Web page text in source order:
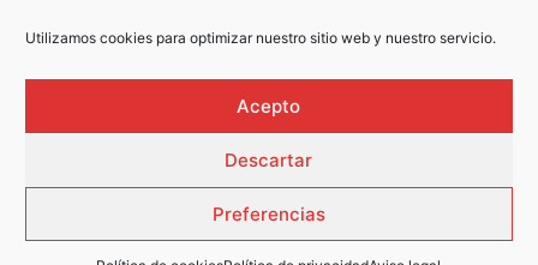
Utilizamos cookies para optimizar nuestro sitio web y nuestro servicio.
Acepto
Descartar
Preferencias